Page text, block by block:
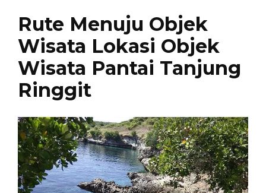
Rute Menuju Objek
Wisata Lokasi Objek
Wisata Pantai Tanjung
Ringgit